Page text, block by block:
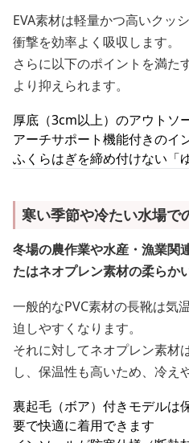
EVA素材は軽量かつ高いクッ
衝撃を効率よく吸収します。
さらに以下のポイントを満た
より抑えられます。
厚底（3cm以上）のアウトソ
アーチサポート機能付きのイ
ふくらはぎを締め付けない「
寒い季節や冷たい水場で
冬場の農作業や水産・漁業関
たはネオプレン素材の柔らか
一般的なPVC素材の長靴は気
迫しやすくなります。
それに対してネオプレン素材
し、保温性も高いため、冷え
裏起毛（ボア）付きモデルは
要で快適に着用できます